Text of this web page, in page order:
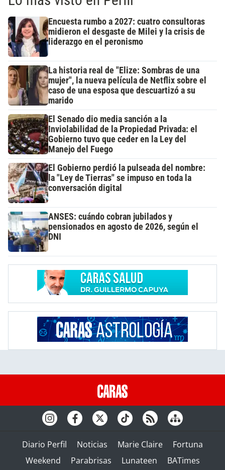
Encuesta rumbo a 2027: cuatro consultoras
midieron el desgaste de Milei y la crisis de
liderazgo en el peronismo
La historia real de "Elize: Sombras de una
mujer", la nueva película de Netflix sobre el
caso de una esposa que descuartizó a su
marido
El Senado dio media sanción a la
Inviolabilidad de la Propiedad Privada: el
Gobierno tuvo que ceder en la Ley del
Manejo del Fuego
El Gobierno perdió la pulseada del nombre:
la "Ley de Tierras" se impuso en toda la
conversación digital
ANSES: cuándo cobran jubilados y
pensionados en agosto de 2026, según el
DNI
Diario Perfil Noticias Marie Claire
Fortuna
Weekend
Parabrisas Lunateen BATimes